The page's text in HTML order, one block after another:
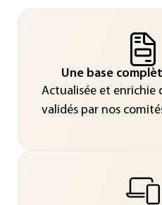
Une base
Actualisée et enrichie
validés par nos